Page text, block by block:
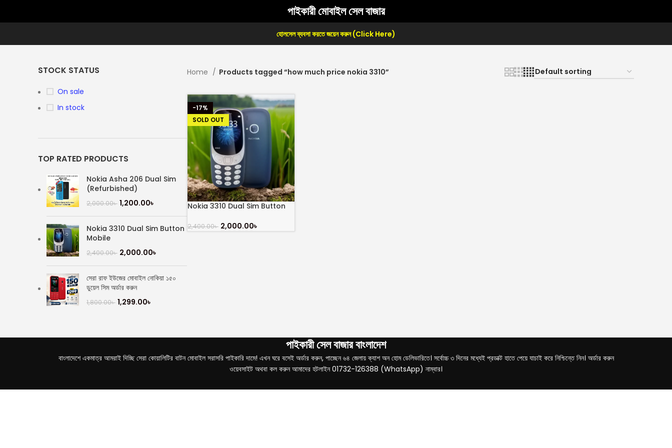
পাইকারী মোবাইল সেল বাজার
হোলসেল ব্যবসা করতে জয়েন করুন (Click Here)
STOCK STATUS
On sale
In stock
TOP RATED PRODUCTS
Nokia Asha 206 Dual Sim
(Refurbished)
2,000.00৳ 1,200.00৳
Nokia 3310 Dual Sim Button
Mobile
2,400.00৳ 2,000.00৳
সেরা রাফ ইউজের মোবাইল নোকিয়া ১৫০
ডুয়েল সিম অর্ডার করুন
1,800.00৳ 1,299.00৳
Home Products tagged “how much price nokia 3310”
-17%
SOLD OUT
Nokia 3310 Dual Sim Button
2,400.00৳ 2,000.00৳
পাইকারী সেল বাজার বাংলাদেশ
বাংলাদেশে একমাত্র আমরাই দিচ্ছি সেরা কোয়ালিটির বাটন মোবাইল সরাসরি পাইকারি দামে! এখন ঘরে বসেই অর্ডার করুন, পাচ্ছেন ৬৪ জেলায় ক্যাশ অন হোম ডেলিভারিতে। সর্বোচ্চ ৩ দিনের মধ্যেই প্রডাক্ট হাতে পেয়ে যাচাই করে নিশ্চিন্তে নিন। অর্ডার করুন
ওয়েবসাইট অথবা কল করুন আমাদের হটলাইন 01732-126388 (WhatsApp) নাম্বার।